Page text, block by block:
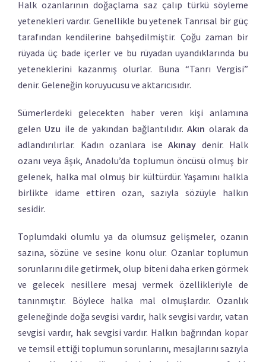
Halk ozanlarının doğaçlama saz çalıp türkü söyleme
yetenekleri vardır. Genellikle bu yetenek Tanrısal bir güç
tarafından kendilerine bahşedilmiştir. Çoğu zaman bir
rüyada üç bade içerler ve bu rüyadan uyandıklarında bu
yeteneklerini kazanmış olurlar. Buna “Tanrı Vergisi”
denir. Geleneğin koruyucusu ve aktarıcısıdır.
Sümerlerdeki gelecekten haber veren kişi anlamına
gelen Uzu ile de yakından bağlantılıdır.Akın olarak da
adlandırılırlar. Kadın ozanlara ise Akınay denir. Halk
ozanı veya âşık, Anadolu’da toplumun öncüsü olmuş bir
gelenek, halka mal olmuş bir kültürdür. Yaşamını halkla
birlikte idame ettiren ozan, sazıyla sözüyle halkın
sesidir.
Toplumdaki olumlu ya da olumsuz gelişmeler, ozanın
sazına, sözüne ve sesine konu olur. Ozanlar toplumun
sorunlarını dile getirmek, olup biteni daha erken görmek
ve gelecek nesillere mesaj vermek özellikleriyle de
tanınmıştır. Böylece halka mal olmuşlardır. Ozanlık
geleneğinde doğa sevgisi vardır, halk sevgisi vardır, vatan
sevgisi vardır, hak sevgisi vardır. Halkın bağrından kopar
ve temsil ettiği toplumun sorunlarını, mesajlarını sazıyla